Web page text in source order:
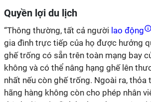
Quyền lợi du lịch
“Thông thường, tất cả người lao động
gia đình trực tiếp của họ được hưởng
ghế trống có sẵn trên toàn mạng bay
không và có thể nâng hạng ghế lên
nhất nếu còn ghế trống. Ngoài ra, thỏa
hãng hàng không còn cho phép nhân